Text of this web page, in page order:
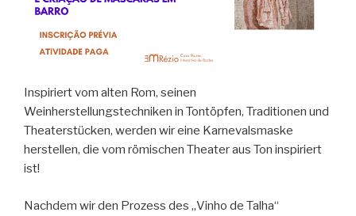
Inspiriert vom alten Rom, seinen
Weinherstellungstechniken in Tontöpfen, Traditionen und
Theaterstücken, werden wir eine Karnevalsmaske
herstellen, die vom römischen Theater aus Ton inspiriert
ist!
Nachdem wir den Prozess des „Vinho de Talha“